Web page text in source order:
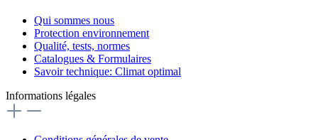
Qui sommes nous
Protection environnement
Qualité, tests, normes
Catalogues & Formulaires
Savoir technique: Climat optimal
Informations légales